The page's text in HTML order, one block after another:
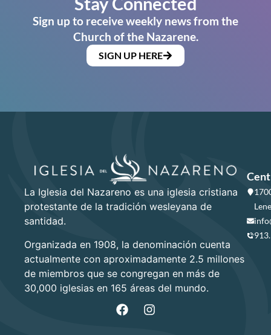
Sign up to receive weekly news from the
Church of the Nazarene.
SIGN UP HERE
La Iglesia del Nazareno es una iglesia cristiana
protestante de la tradición wesleyana de
santidad.
Organizada en 1908, la denominación cuenta
actualmente con aproximadamente 2.5 millones
de miembros que se congregan en más de
30,000 iglesias en 165 áreas del mundo.